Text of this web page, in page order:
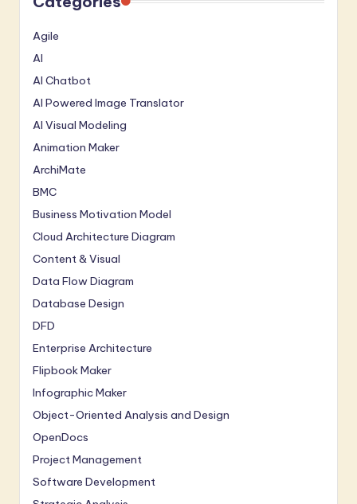
Agile
AI
AI Chatbot
AI Powered Image Translator
AI Visual Modeling
Animation Maker
ArchiMate
BMC
Business Motivation Model
Cloud Architecture Diagram
Content & Visual
Data Flow Diagram
Database Design
DFD
Enterprise Architecture
Flipbook Maker
Infographic Maker
Object-Oriented Analysis and Design
OpenDocs
Project Management
Software Development